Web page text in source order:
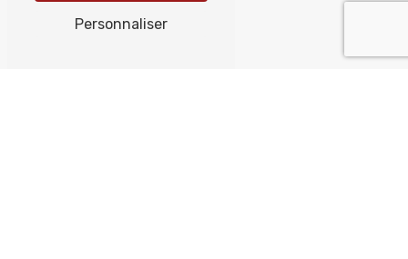
Personnaliser